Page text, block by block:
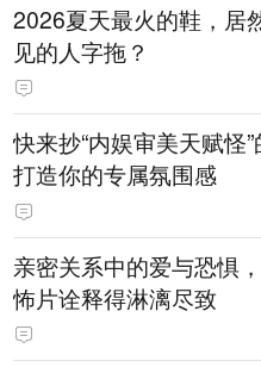
2026夏天最火的鞋，居
见的人字拖？
快来抄“内娱审美天赋怪”
打造你的专属氛围感
亲密关系中的爱与恐惧
怖片诠释得淋漓尽致